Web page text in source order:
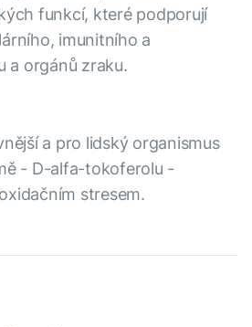
funkcí, které podporují
imunitního a
a orgánů zraku.
a pro lidský organismus
- D-alfa-tokoferolu -
stresem.